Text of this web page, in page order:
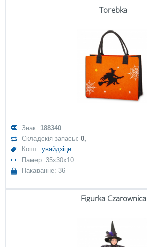
Torebka
Знак: 188340
Складскія запасы:0,
Кошт:увайдзіце
Памер: 35x30x10
Пакаванне: 36
Figurka Czarownica